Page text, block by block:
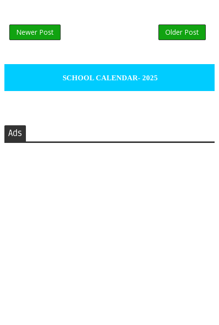
Newer Post Older Post
SCHOOL CALENDAR- 2025
Ads